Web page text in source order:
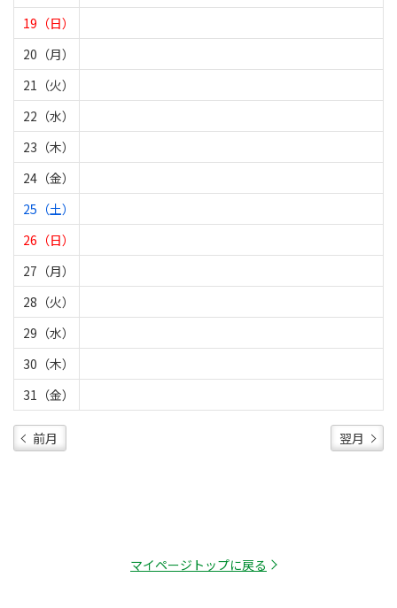
19（日）
20（月）
21（火）
22（水）
23（木）
24（金）
25（土）
26（日）
27（月）
28（火）
29（水）
30（木）
31（金）
前月 翌月
マイページトップに戻る